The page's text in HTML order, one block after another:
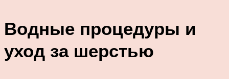
Водные процедуры и
уход за шерстью